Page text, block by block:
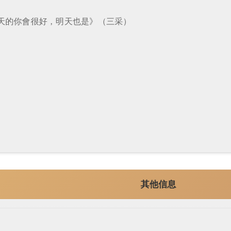
你會很好，明天也是》（三采）
其他信息